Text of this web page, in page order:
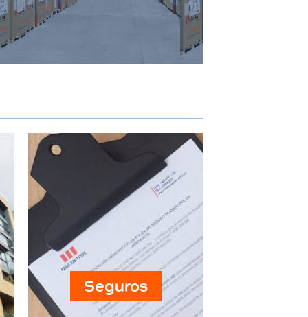
de almacenamiento
industrial, garantizando
seguridad y accesibilidad.
Seguros